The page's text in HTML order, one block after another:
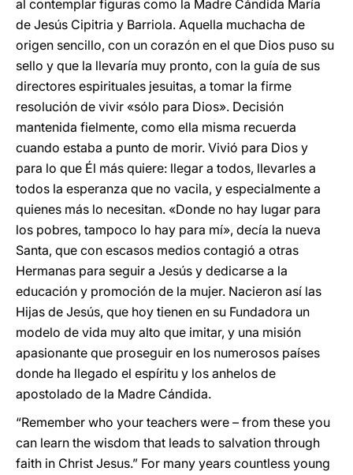
al contemplar figuras como la Madre Cándida María
de Jesús Cipitria y Barriola. Aquella muchacha de
origen sencillo, con un corazón en el que Dios puso su
sello y que la llevaría muy pronto, con la guía de sus
directores espirituales jesuitas, a tomar la firme
resolución de vivir «sólo para Dios». Decisión
mantenida fielmente, como ella misma recuerda
cuando estaba a punto de morir. Vivió para Dios y
para lo que Él más quiere: llegar a todos, llevarles a
todos la esperanza que no vacila, y especialmente a
quienes más lo necesitan. «Donde no hay lugar para
los pobres, tampoco lo hay para mí», decía la nueva
Santa, que con escasos medios contagió a otras
Hermanas para seguir a Jesús y dedicarse a la
educación y promoción de la mujer. Nacieron así las
Hijas de Jesús, que hoy tienen en su Fundadora un
modelo de vida muy alto que imitar, y una misión
apasionante que proseguir en los numerosos países
donde ha llegado el espíritu y los anhelos de
apostolado de la Madre Cándida.
“Remember who your teachers were – from these you
can learn the wisdom that leads to salvation through
faith in Christ Jesus.” For many years countless young